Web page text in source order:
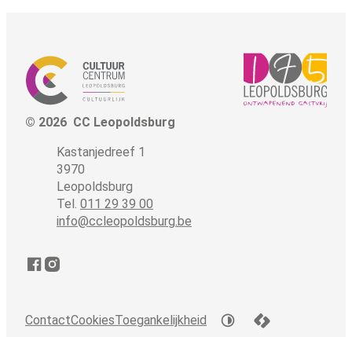
© 2026 CC Leopoldsburg
AdresKastanjedreef 1
,3970
Leopoldsburg
011 29 39 00
E-mail
info@ccleopoldsburg.be
Facebook
Instagram
ContactCookiesToegankelijkheid Hoog contrast
LCP nv 2026 ©